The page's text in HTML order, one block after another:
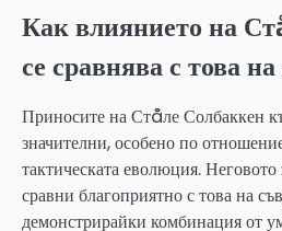
Как влиянието на
се сравнява с това
Приносите на Стåле Солбаккен
значителни, особено по
тактическата еволюция.
сравни благоприятно с това на
демонстрирайки комбинация от